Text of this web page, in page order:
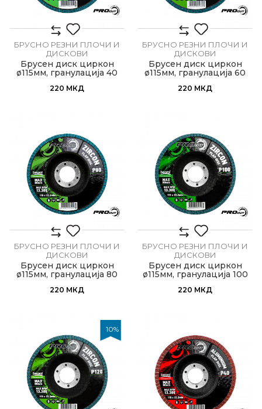
БРУСНО РЕЗНИ ПЛОЧИ И
ДИСКОВИ
Брусен диск циркон
ø115мм, гранулација 40
220 МКД
БРУСНО РЕЗНИ ПЛОЧИ И
ДИСКОВИ
Брусен диск циркон
ø115мм, гранулација 60
220 МКД
БРУСНО РЕЗНИ ПЛОЧИ И
ДИСКОВИ
Брусен диск циркон
ø115мм, гранулација 80
220 МКД
БРУСНО РЕЗНИ ПЛОЧИ И
ДИСКОВИ
Брусен диск циркон
ø115мм, гранулација 100
220 МКД
10%